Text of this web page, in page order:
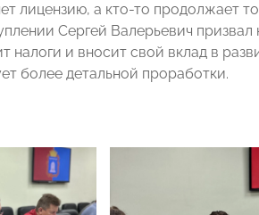
лицензию, а кто-то продолжает
Сергей Валерьевич призвал
налоги и вносит свой вклад в
более детальной проработки.